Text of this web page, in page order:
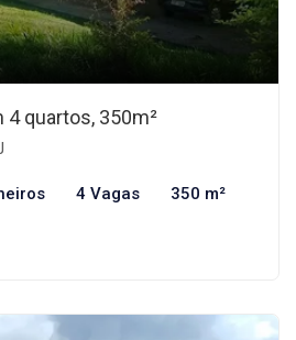
4 quartos, 350m²
4 Vagas 350 m²